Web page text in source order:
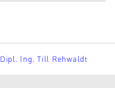
Dipl. Ing. Till Rehwaldt